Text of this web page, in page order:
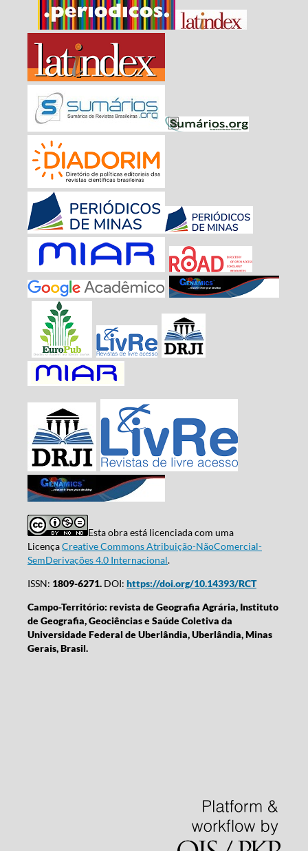
Esta obra está licenciada com uma
LicençaCreative Commons Atribuição-NãoComercial-
SemDerivações 4.0 Internacional.
ISSN: 1809-6271.DOI: https://doi.org/10.14393/RCT
Campo-Território: revista de Geografia Agrária, Instituto
de Geografia, Geociências e Saúde Coletiva da
Universidade Federal de Uberlândia, Uberlândia, Minas
Gerais, Brasil.